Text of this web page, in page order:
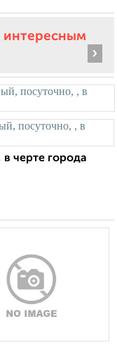
интересным
›
черте города